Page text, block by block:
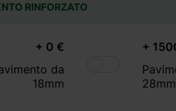
RINFORZATO
+ 0 €
da
18mm
+
28mm